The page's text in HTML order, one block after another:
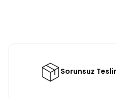
Sorunsuz